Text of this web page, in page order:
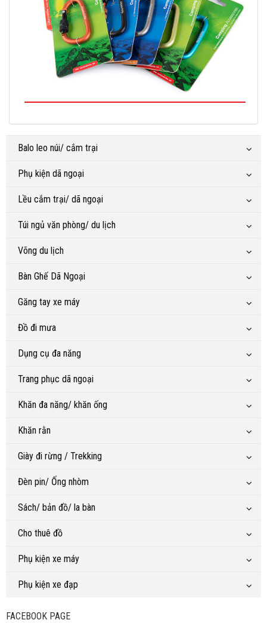
Balo leo núi/ cắm trại
Phụ kiện dã ngoại
Lều cắm trại/ dã ngoại
Túi ngủ văn phòng/ du lịch
Võng du lịch
Bàn Ghế Dã Ngoại
Găng tay xe máy
Đồ đi mưa
Dụng cụ đa năng
Trang phục dã ngoại
Khăn đa năng/ khăn ống
Khăn rằn
Giày đi rừng / Trekking
Đèn pin/ Ống nhòm
Sách/ bản đồ/ la bàn
Cho thuê đồ
Phụ kiện xe máy
Phụ kiện xe đạp
FACEBOOK PAGE